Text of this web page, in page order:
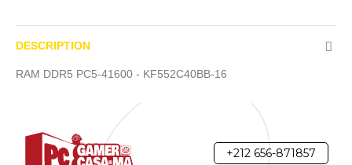
DESCRIPTION
RAM DDR5 PC5-41600 - KF552C40BB-16
+212 656-871857